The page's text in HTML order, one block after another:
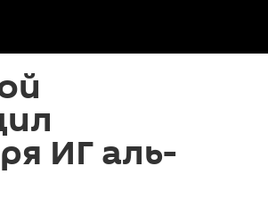
ИГ аль-